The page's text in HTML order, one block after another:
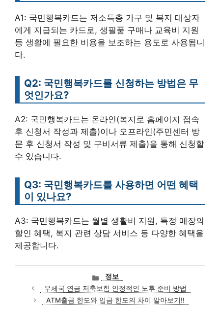
A1: 국민행복카드는 저소득층 가구 및 복지 대상자
에게 지급되는 카드로, 생필품 구매나 교육비 지원
등 생활에 필요한 비용을 보조하는 용도로 사용됩니
다.
Q2: 국민행복카드를 신청하는 방법은 무
엇인가요?
A2: 국민행복카드는 온라인(복지로 홈페이지 접속
후 신청서 작성과 제출)이나 오프라인(주민센터 방
문 후 신청서 작성 및 구비서류 제출)을 통해 신청할
수 있습니다.
Q3: 국민행복카드를 사용하면 어떤 혜택
이 있나요?
A3: 국민행복카드는 월별 생활비 지원, 특정 매장의
할인 혜택, 복지 관련 상담 서비스 등 다양한 혜택을
제공합니다.
카
테
고
리
정보
우체국 연금 저축보험 안정적인 노후 준비 방법
ATM출금 한도와 입금 한도의 차이 알아보기!!